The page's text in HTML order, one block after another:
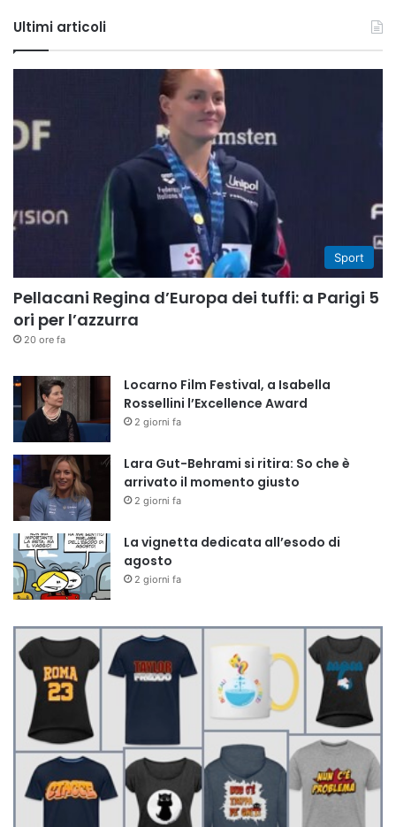
Ultimi articoli
Sport
Pellacani Regina d’Europa dei tuffi: a Parigi 5
ori per l’azzurra
20 ore fa
Locarno Film Festival, a Isabella
Rossellini l’Excellence Award
2 giorni fa
Lara Gut-Behrami si ritira: So che è
arrivato il momento giusto
2 giorni fa
La vignetta dedicata all’esodo di
agosto
2 giorni fa